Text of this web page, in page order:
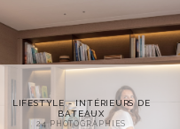
LIFESTYLE - INTÉRIEURS DE
BATEAUX
24 PHOTOGRAPHIES